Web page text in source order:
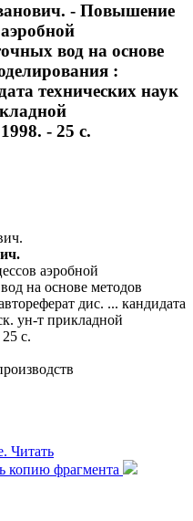
- Повышение
вод на основе
:
технических наук
- 25 с.
аэробной
на основе методов
дис. ... кандидата
ун-т прикладной
с.
Читать
копию фрагмента